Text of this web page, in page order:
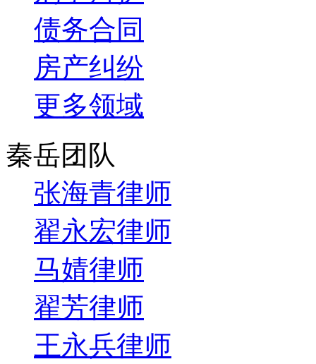
债务合同
房产纠纷
更多领域
秦岳团队
张海青律师
翟永宏律师
马婧律师
翟芳律师
王永兵律师